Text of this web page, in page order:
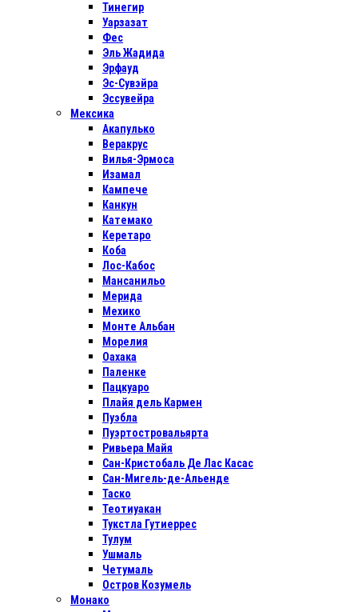
Тинегир
Уарзазат
Фес
Эль Жадида
Эрфауд
Эс-Сувэйра
Эссувейра
Мексика
Акапулько
Веракрус
Вилья-Эрмоса
Изамал
Кампече
Канкун
Катемако
Керетаро
Коба
Лос-Кабос
Мансанильо
Мерида
Мехико
Монте Альбан
Морелия
Оахака
Паленке
Пацкуаро
Плайя дель Кармен
Пуэбла
Пуэртостровальярта
Ривьера Майя
Сан-Кристобаль Де Лас Касас
Сан-Мигель-де-Альенде
Таско
Теотиуакан
Тукстла Гутиеррес
Тулум
Ушмаль
Четумаль
Остров Козумель
Монако